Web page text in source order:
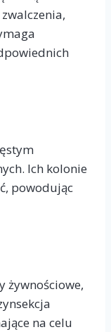
Ich kolonie
powodując
żywnościowe,
na celu